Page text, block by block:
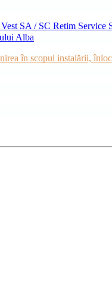
SA / SC Retim Service
Alba
în scopul instalării,